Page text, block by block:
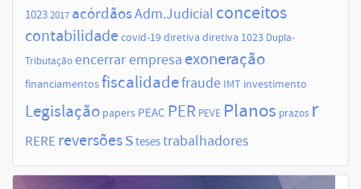
10232017 acórdãosAdm.Judicial conceitos
contabilidade covid-19diretiva diretiva 1023 Dupla-
Tributaçãoencerrar empresa exoneração
financiamentosfiscalidadefraude IMT investimento
Legislação papers PEAC PER PEVE Planos prazos r
RERE reversõesstesestrabalhadores